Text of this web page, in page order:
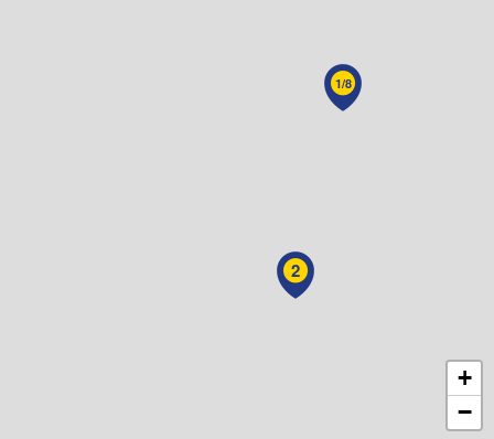
1/8
2
+
−